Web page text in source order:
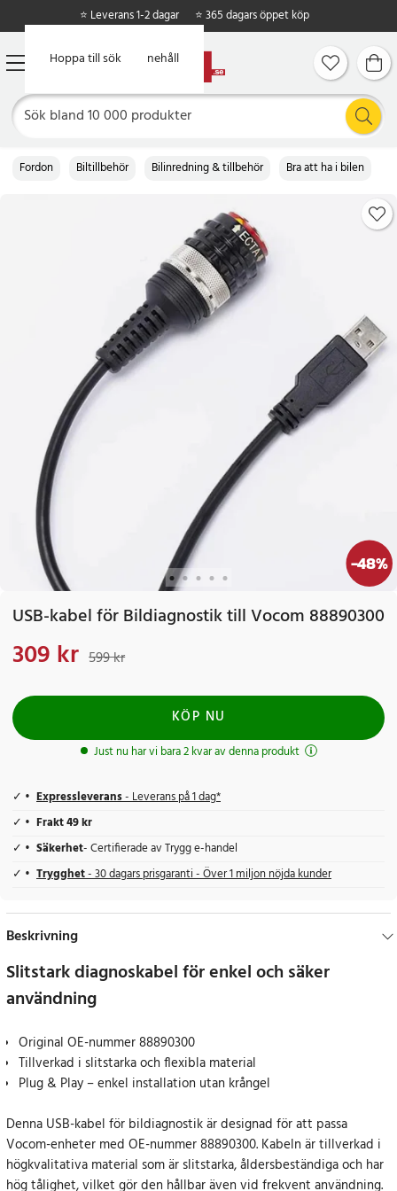
Hoppa till huvudinnehåll
Hoppa till sök
⭐ Leverans 1-2 dagar ⭐ 365 dagars öppet köp
Fordon Biltillbehör Bilinredning & tillbehör Bra att ha i bilen
-48%
USB-kabel för Bildiagnostik till Vocom 88890300
Nuvarande pris
309 kr 599 kr
KÖP NU
Just nu har vi bara 2 kvar av denna produkt
Expressleverans- Leverans på 1 dag*
Frakt 49 kr
Säkerhet- Certifierade av Trygg e-handel
Trygghet- 30 dagars prisgaranti - Över 1 miljon nöjda kunder
Beskrivning
Slitstark diagnoskabel för enkel och säker
användning
Original OE-nummer 88890300
Tillverkad i slitstarka och flexibla material
Plug & Play – enkel installation utan krångel
Denna USB-kabel för bildiagnostik är designad för att passa
Vocom-enheter med OE-nummer 88890300. Kabeln är tillverkad i
högkvalitativa material som är slitstarka, åldersbeständiga och har
hög tålighet, vilket gör den hållbar även vid frekvent användning.